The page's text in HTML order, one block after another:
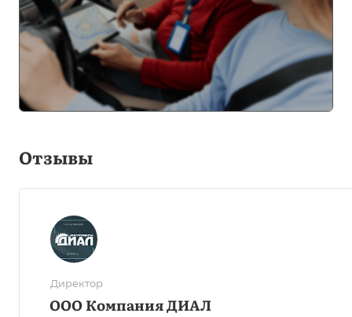
Отзывы
Директор
ООО Компания ДИАЛ